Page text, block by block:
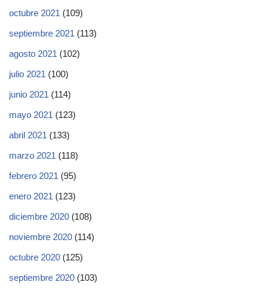
octubre 2021 (109)
septiembre 2021 (113)
agosto 2021 (102)
julio 2021 (100)
junio 2021 (114)
mayo 2021 (123)
abril 2021 (133)
marzo 2021 (118)
febrero 2021 (95)
enero 2021 (123)
diciembre 2020 (108)
noviembre 2020 (114)
octubre 2020 (125)
septiembre 2020 (103)